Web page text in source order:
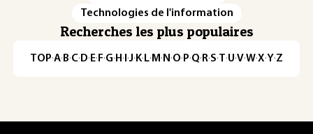
Technologies de l'information
Recherches les plus populaires
TOP·A·B·C· D· E· F·G· H · ·J· K· L· M · N ·O· P·Q· R·S·T·U·V·W·X·Y·Z